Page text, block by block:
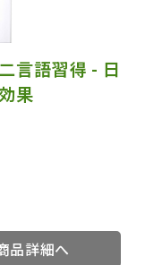
言語習得 - 日
果
品詳細へ